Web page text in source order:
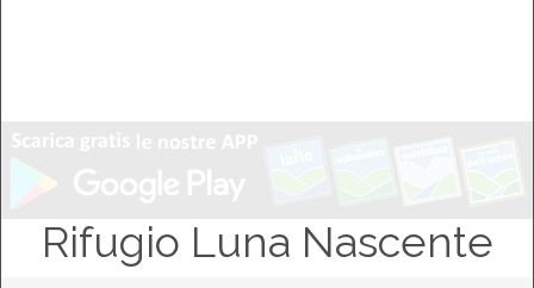
Rifugio Luna Nascente